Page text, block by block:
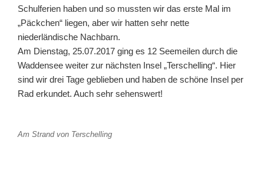
Schulferien haben und so mussten wir das erste Mal im
„Päckchen“ liegen, aber wir hatten sehr nette
niederländische Nachbarn.
Am Dienstag, 25.07.2017 ging es 12 Seemeilen durch die
Waddensee weiter zur nächsten Insel „Terschelling“. Hier
sind wir drei Tage geblieben und haben de schöne Insel per
Rad erkundet. Auch sehr sehenswert!
Am Strand von Terschelling